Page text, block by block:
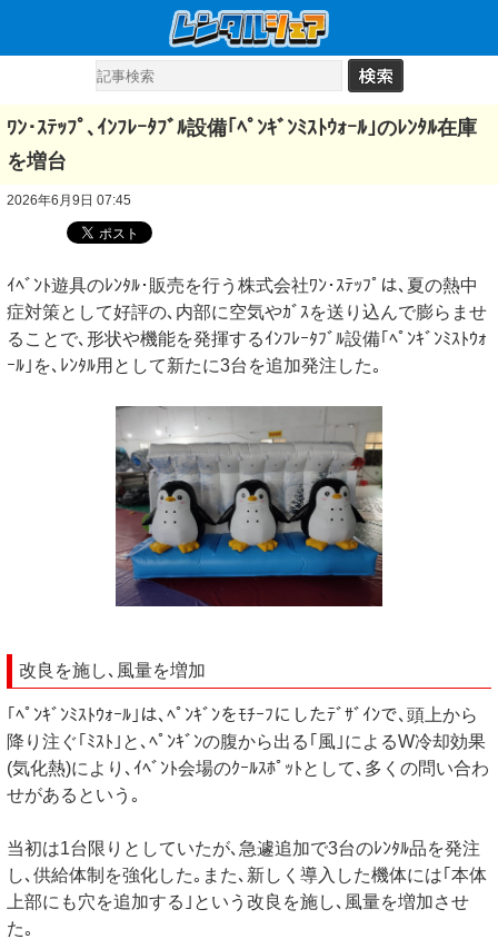
ﾜﾝ･ｽﾃｯﾌﾟ､ｲﾝﾌﾚｰﾀﾌﾞﾙ設備｢ﾍﾟﾝｷﾞﾝﾐｽﾄｳｫｰﾙ｣のﾚﾝﾀﾙ在庫
を増台
2026年6月9日 07:45
ｲﾍﾞﾝﾄ遊具のﾚﾝﾀﾙ･販売を行う株式会社ﾜﾝ･ｽﾃｯﾌﾟは､夏の熱中
症対策として好評の､内部に空気やｶﾞｽを送り込んで膨らませ
ることで､形状や機能を発揮するｲﾝﾌﾚｰﾀﾌﾞﾙ設備｢ﾍﾟﾝｷﾞﾝﾐｽﾄｳｫ
ｰﾙ｣を､ﾚﾝﾀﾙ用として新たに3台を追加発注した｡
改良を施し､風量を増加
｢ﾍﾟﾝｷﾞﾝﾐｽﾄｳｫｰﾙ｣は､ﾍﾟﾝｷﾞﾝをﾓﾁｰﾌにしたﾃﾞｻﾞｲﾝで､頭上から
降り注ぐ｢ﾐｽﾄ｣と､ﾍﾟﾝｷﾞﾝの腹から出る｢風｣によるW冷却効果
(気化熱)により､ｲﾍﾞﾝﾄ会場のｸｰﾙｽﾎﾟｯﾄとして､多くの問い合わ
せがあるという｡
当初は1台限りとしていたが､急遽追加で3台のﾚﾝﾀﾙ品を発注
し､供給体制を強化した｡また､新しく導入した機体には｢本体
上部にも穴を追加する｣という改良を施し､風量を増加させ
た｡